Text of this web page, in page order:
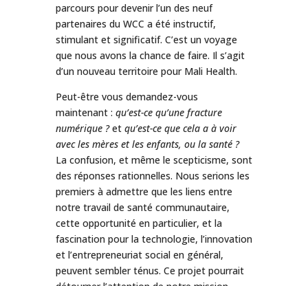
parcours pour devenir l’un des neuf
partenaires du WCC a été instructif,
stimulant et significatif. C’est un voyage
que nous avons la chance de faire. Il s’agit
d’un nouveau territoire pour Mali Health.
Peut-être vous demandez-vous
maintenant : qu’est-ce qu’une fracture
numérique ?et qu’est-ce que cela a à voir
avec les mères et les enfants, ou la santé ?
La confusion, et même le scepticisme, sont
des réponses rationnelles. Nous serions les
premiers à admettre que les liens entre
notre travail de santé communautaire,
cette opportunité en particulier, et la
fascination pour la technologie, l’innovation
et l’entrepreneuriat social en général,
peuvent sembler ténus. Ce projet pourrait